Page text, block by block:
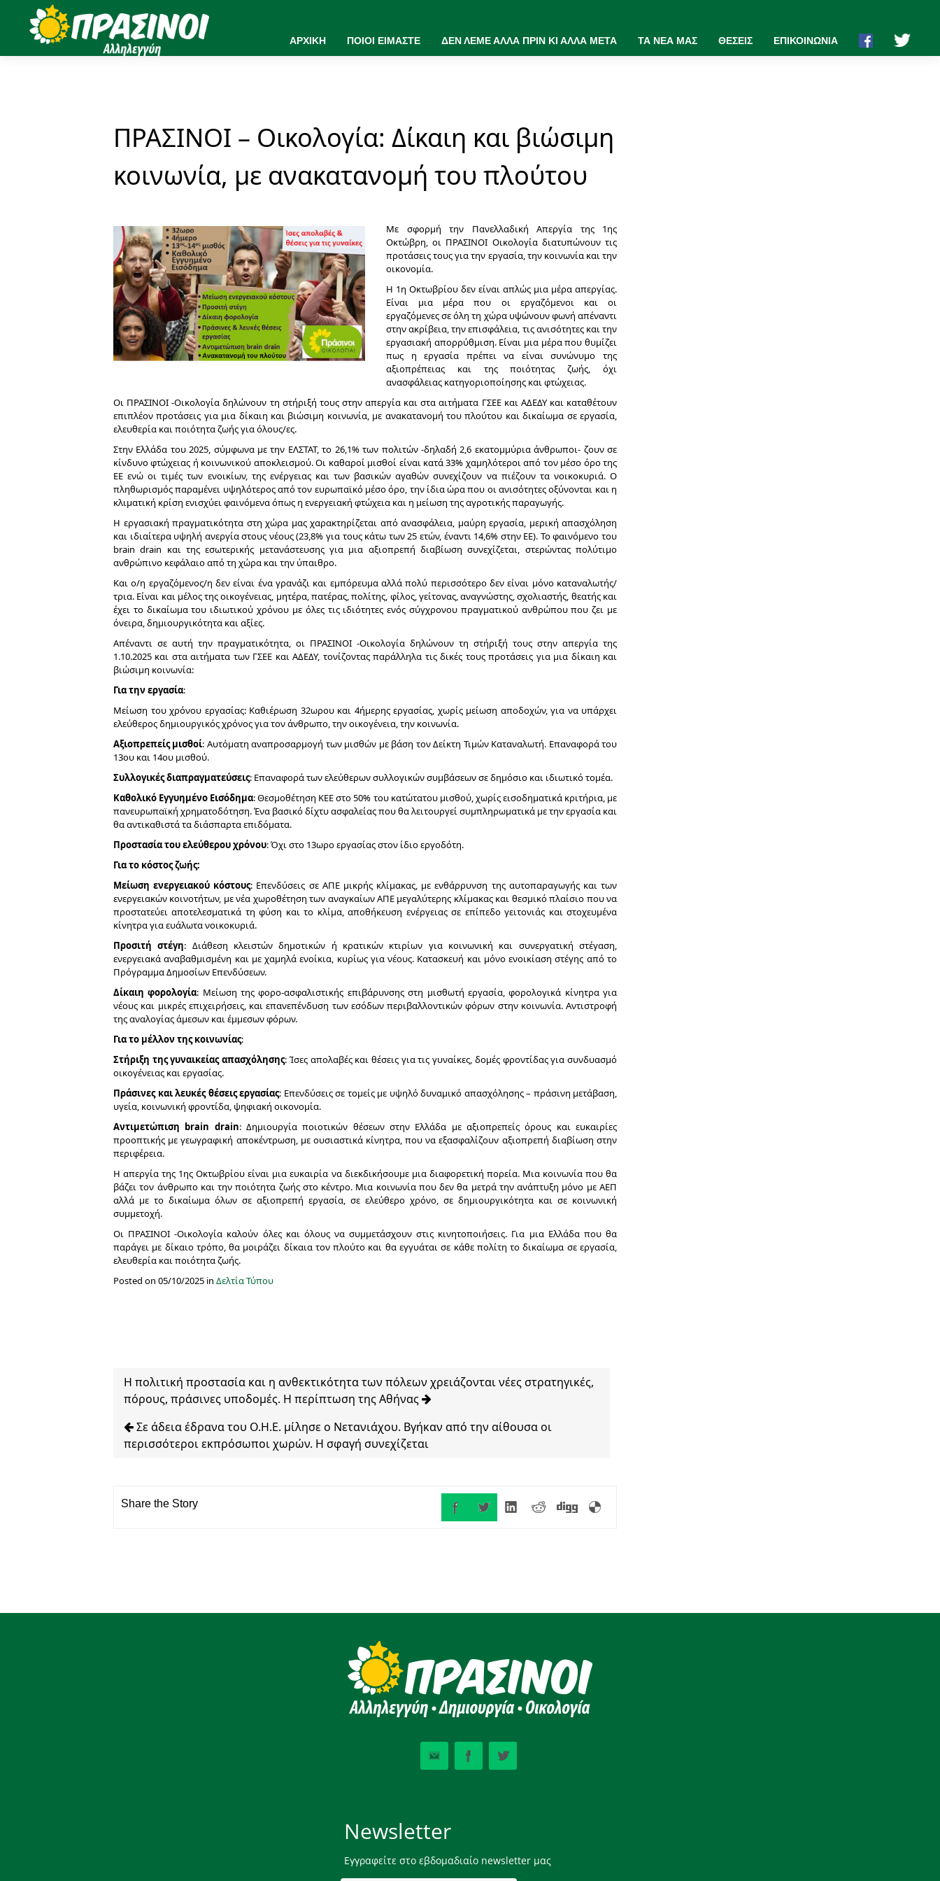
ΑΡΧΙΚΗ ΠΟΙΟΙ ΕΙΜΑΣΤΕ ΔΕΝ ΛΕΜΕ ΑΛΛΑ ΠΡΙΝ ΚΙ ΑΛΛΑ ΜΕΤΑ ΤΑ ΝΕΑ ΜΑΣ ΘΕΣΕΙΣ ΕΠΙΚΟΙΝΩΝΙΑ
ΠΡΑΣΙΝΟΙ – Οικολογία: Δίκαιη και βιώσιμη
κοινωνία, με ανακατανομή του πλούτου
Με σφορμή την Πανελλαδική Απεργία της 1ης
Οκτώβρη, οι ΠΡΑΣΙΝΟΙ Οικολογία διατυπώνουν τις
προτάσεις τους για την εργασία, την κοινωνία και την
οικονομία.
Η 1η Οκτωβρίου δεν είναι απλώς μια μέρα απεργίας.
Είναι μια μέρα που οι εργαζόμενοι και οι
εργαζόμενες σε όλη τη χώρα υψώνουν φωνή απέναντι
στην ακρίβεια, την επισφάλεια, τις ανισότητες και την
εργασιακή απορρύθμιση. Είναι μια μέρα που θυμίζει
πως η εργασία πρέπει να είναι συνώνυμο της
αξιοπρέπειας και της ποιότητας ζωής, όχι
ανασφάλειας κατηγοριοποίησης και φτώχειας.
Οι ΠΡΑΣΙΝΟΙ -Οικολογία δηλώνουν τη στήριξή τους στην απεργία και στα αιτήματα ΓΣΕΕ και ΑΔΕΔΥ και καταθέτουν
επιπλέον προτάσεις για μια δίκαιη και βιώσιμη κοινωνία, με ανακατανομή του πλούτου και δικαίωμα σε εργασία,
ελευθερία και ποιότητα ζωής για όλους/ες.
Στην Ελλάδα του 2025, σύμφωνα με την ΕΛΣΤΑΤ, το 26,1% των πολιτών -δηλαδή 2,6 εκατομμύρια άνθρωποι- ζουν σε
κίνδυνο φτώχειας ή κοινωνικού αποκλεισμού. Οι καθαροί μισθοί είναι κατά 33% χαμηλότεροι από τον μέσο όρο της
ΕΕ ενώ οι τιμές των ενοικίων, της ενέργειας και των βασικών αγαθών συνεχίζουν να πιέζουν τα νοικοκυριά. Ο
πληθωρισμός παραμένει υψηλότερος από τον ευρωπαϊκό μέσο όρο, την ίδια ώρα που οι ανισότητες οξύνονται και η
κλιματική κρίση ενισχύει φαινόμενα όπως η ενεργειακή φτώχεια και η μείωση της αγροτικής παραγωγής.
Η εργασιακή πραγματικότητα στη χώρα μας χαρακτηρίζεται από ανασφάλεια, μαύρη εργασία, μερική απασχόληση
και ιδιαίτερα υψηλή ανεργία στους νέους (23,8% για τους κάτω των 25 ετών, έναντι 14,6% στην ΕΕ). Το φαινόμενο του
brain drain και της εσωτερικής μετανάστευσης για μια αξιοπρεπή διαβίωση συνεχίζεται, στερώντας πολύτιμο
ανθρώπινο κεφάλαιο από τη χώρα και την ύπαιθρο.
Και ο/η εργαζόμενος/η δεν είναι ένα γρανάζι και εμπόρευμα αλλά πολύ περισσότερο δεν είναι μόνο καταναλωτής/
τρια. Είναι και μέλος της οικογένειας, μητέρα, πατέρας, πολίτης, φίλος, γείτονας, αναγνώστης, σχολιαστής, θεατής και
έχει το δικαίωμα του ιδιωτικού χρόνου με όλες τις ιδιότητες ενός σύγχρονου πραγματικού ανθρώπου που ζει με
όνειρα, δημιουργικότητα και αξίες.
Απέναντι σε αυτή την πραγματικότητα, οι ΠΡΑΣΙΝΟΙ -Οικολογία δηλώνουν τη στήριξή τους στην απεργία της
1.10.2025 και στα αιτήματα των ΓΣΕΕ και ΑΔΕΔΥ, τονίζοντας παράλληλα τις δικές τους προτάσεις για μια δίκαιη και
βιώσιμη κοινωνία:
Για την εργασία:
Μείωση του χρόνου εργασίας: Καθιέρωση 32ωρου και 4ήμερης εργασίας, χωρίς μείωση αποδοχών, για να υπάρχει
ελεύθερος δημιουργικός χρόνος για τον άνθρωπο, την οικογένεια, την κοινωνία.
Αξιοπρεπείς μισθοί: Αυτόματη αναπροσαρμογή των μισθών με βάση τον Δείκτη Τιμών Καταναλωτή. Επαναφορά του
13ου και 14ου μισθού.
Συλλογικές διαπραγματεύσεις: Επαναφορά των ελεύθερων συλλογικών συμβάσεων σε δημόσιο και ιδιωτικό τομέα.
Καθολικό Εγγυημένο Εισόδημα: Θεσμοθέτηση ΚΕΕ στο 50% του κατώτατου μισθού, χωρίς εισοδηματικά κριτήρια, με
πανευρωπαϊκή χρηματοδότηση. Ένα βασικό δίχτυ ασφαλείας που θα λειτουργεί συμπληρωματικά με την εργασία και
θα αντικαθιστά τα διάσπαρτα επιδόματα.
Προστασία του ελεύθερου χρόνου: Όχι στο 13ωρο εργασίας στον ίδιο εργοδότη.
Για το κόστος ζωής:
Μείωση ενεργειακού κόστους: Επενδύσεις σε ΑΠΕ μικρής κλίμακας, με ενθάρρυνση της αυτοπαραγωγής και των
ενεργειακών κοινοτήτων, με νέα χωροθέτηση των αναγκαίων ΑΠΕ μεγαλύτερης κλίμακας και θεσμικό πλαίσιο που να
προστατεύει αποτελεσματικά τη φύση και το κλίμα, αποθήκευση ενέργειας σε επίπεδο γειτονιάς και στοχευμένα
κίνητρα για ευάλωτα νοικοκυριά.
Προσιτή στέγη: Διάθεση κλειστών δημοτικών ή κρατικών κτιρίων για κοινωνική και συνεργατική στέγαση,
ενεργειακά αναβαθμισμένη και με χαμηλά ενοίκια, κυρίως για νέους. Κατασκευή και μόνο ενοικίαση στέγης από το
Πρόγραμμα Δημοσίων Επενδύσεων.
Δίκαιη φορολογία: Μείωση της φορο-ασφαλιστικής επιβάρυνσης στη μισθωτή εργασία, φορολογικά κίνητρα για
νέους και μικρές επιχειρήσεις, και επανεπένδυση των εσόδων περιβαλλοντικών φόρων στην κοινωνία. Αντιστροφή
της αναλογίας άμεσων και έμμεσων φόρων.
Για το μέλλον της κοινωνίας:
Στήριξη της γυναικείας απασχόλησης: Ίσες απολαβές και θέσεις για τις γυναίκες, δομές φροντίδας για συνδυασμό
οικογένειας και εργασίας.
Πράσινες και λευκές θέσεις εργασίας: Επενδύσεις σε τομείς με υψηλό δυναμικό απασχόλησης – πράσινη μετάβαση,
υγεία, κοινωνική φροντίδα, ψηφιακή οικονομία.
Αντιμετώπιση brain drain: Δημιουργία ποιοτικών θέσεων στην Ελλάδα με αξιοπρεπείς όρους και ευκαιρίες
προοπτικής με γεωγραφική αποκέντρωση, με ουσιαστικά κίνητρα, που να εξασφαλίζουν αξιοπρεπή διαβίωση στην
περιφέρεια.
Η απεργία της 1ης Οκτωβρίου είναι μια ευκαιρία να διεκδικήσουμε μια διαφορετική πορεία. Μια κοινωνία που θα
βάζει τον άνθρωπο και την ποιότητα ζωής στο κέντρο. Μια κοινωνία που δεν θα μετρά την ανάπτυξη μόνο με ΑΕΠ
αλλά με το δικαίωμα όλων σε αξιοπρεπή εργασία, σε ελεύθερο χρόνο, σε δημιουργικότητα και σε κοινωνική
συμμετοχή.
Οι ΠΡΑΣΙΝΟΙ -Οικολογία καλούν όλες και όλους να συμμετάσχουν στις κινητοποιήσεις. Για μια Ελλάδα που θα
παράγει με δίκαιο τρόπο, θα μοιράζει δίκαια τον πλούτο και θα εγγυάται σε κάθε πολίτη το δικαίωμα σε εργασία,
ελευθερία και ποιότητα ζωής.
Posted on 05/10/2025 in Δελτία Τύπου
Η πολιτική προστασία και η ανθεκτικότητα των πόλεων χρειάζονται νέες στρατηγικές,
πόρους, πράσινες υποδομές. Η περίπτωση της Αθήνας
Σε άδεια έδρανα του Ο.Η.Ε. μίλησε ο Νετανιάχου. Βγήκαν από την αίθουσα οι
περισσότεροι εκπρόσωποι χωρών. Η σφαγή συνεχίζεται
Share the Story
Newsletter
Εγγραφείτε στο εβδομαδιαίο newsletter μας